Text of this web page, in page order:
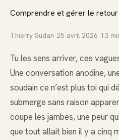
Comprendre et gérer le retour
Thierry Sudan 25 avril 2026 13
Tu les sens arriver, ces
Une conversation anodine,
soudain ce n’est plus toi qui
submerge sans raison
coupe les jambes, une peur
que tout allait bien il y a cinq